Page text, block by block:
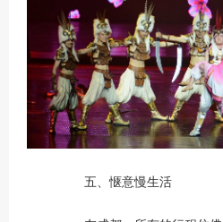
五、惬意慢生活